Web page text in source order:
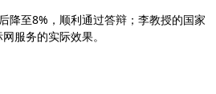
降至8%，顺利通过答辩；李教授的国家
服务的实际效果。